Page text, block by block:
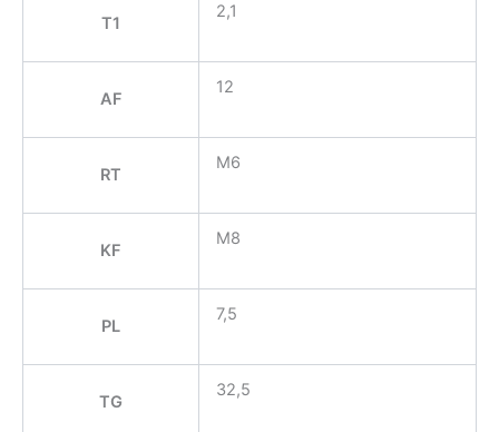
T1
2,1
AF
12
RT
M6
KF
M8
PL
7,5
TG
32,5